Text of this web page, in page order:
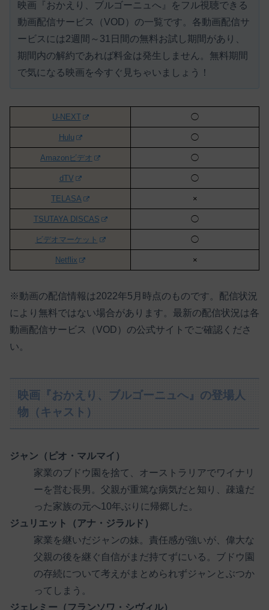
映画『おかえり、ブルゴーニュへ』をフル視聴できる
動画配信サービス（VOD）の一覧です。各動画配信サ
ービスには2週間～31日間の無料お試し期間があり、
期間内の解約であれば料金は発生しません。 無料期間
で気になる映画を今すぐ見ちゃいましょう！
U-NEXT ◯
Hulu ◯
Amazonビデオ ◯
dTV ◯
TELASA ×
TSUTAYA DISCAS ◯
ビデオマーケット ◯
Netflix ×
※動画の配信情報は2022年5月時点のものです。配信状況
により無料ではない場合があります。最新の配信状況は各
動画配信サービス（VOD）の公式サイトでご確認くださ
い。
映画『おかえり、ブルゴーニュへ』の登場人
物（キャスト）
ジャン（ピオ・マルマイ）
家業のブドウ園を捨て、オーストラリアでワイナリ
ーを営む長男。父親が重篤な病気だと知り、疎遠だ
った家族の元へ10年ぶりに帰郷した。
ジュリエット（アナ・ジラルド）
家業を継いだジャンの妹。責任感が強いが、偉大な
父親の後を継ぐ自信がまだ持てずにいる。ブドウ園
の存続について考えがまとめられずジャンとぶつか
ってしまう。
ジェレミー（フランソワ・シヴィル）